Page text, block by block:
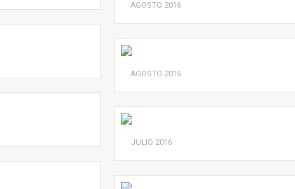
AGOSTO 2016
AGOSTO 2016
JULIO 2016